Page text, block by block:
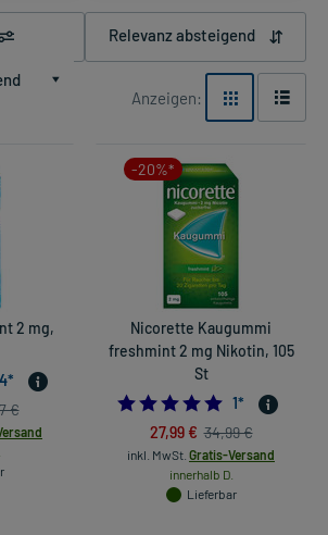
Relevanz absteigend
Anzeigen:
2 mg,
4.5
4*
€
-20%*
Nicorette Kaugummi
freshmint 2 mg Nikotin, 105
St
5.0
1*
27,99 € 34,99 €
inkl. MwSt. Gratis-Versand
innerhalb D.
Lieferbar